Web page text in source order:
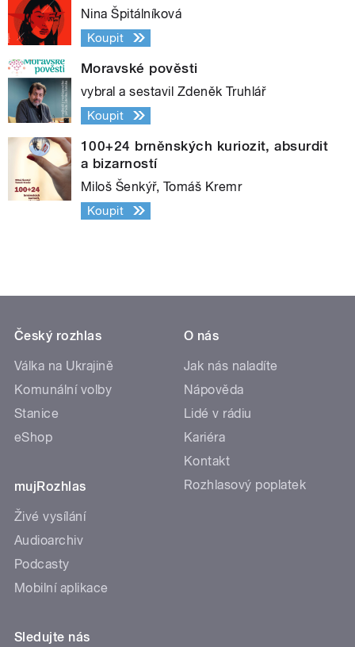
Nina Špitálníková
Koupit
Moravské pověsti
vybral a sestavil Zdeněk Truhlář
Koupit
100+24 brněnských kuriozit, absurdit
a bizarností
Miloš Šenkýř, Tomáš Kremr
Koupit
Český rozhlas
Válka na Ukrajině
Komunální volby
Stanice
eShop
mujRozhlas
Živé vysílání
Audioarchiv
Podcasty
Mobilní aplikace
O nás
Jak nás naladíte
Nápověda
Lidé v rádiu
Kariéra
Kontakt
Rozhlasový poplatek
Sledujte nás